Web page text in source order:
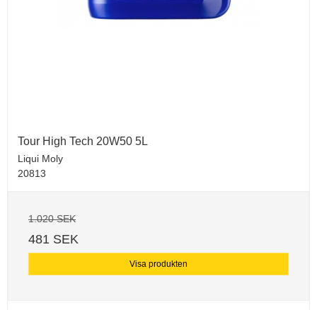
Tour High Tech 20W50 5L
Liqui Moly
20813
1.020 SEK
481 SEK
Visa produkten